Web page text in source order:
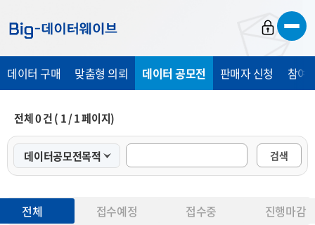
가
가
가
데이터 구매 맞춤형 의뢰 데이터 공모전 판매자 신청 참여
전체0건 ( 1/1페이지)
검색
전체 접수예정 접수중 진행마감